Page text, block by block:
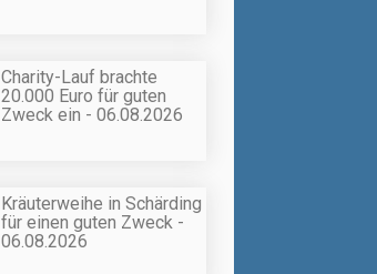
Charity-Lauf brachte
20.000 Euro für guten
Zweck ein - 06.08.2026
Kräuterweihe in Schärding
für einen guten Zweck -
06.08.2026